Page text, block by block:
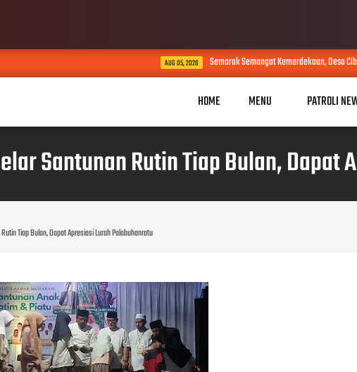
Semarak Semangat Kemerdekaan, Desa Cibodas Gelar 11
HOME MENU PATROLI
Santunan Rutin Tiap Bulan,
Tiap Bulan, Dapat Apresiasi Lurah Palabuhanratu